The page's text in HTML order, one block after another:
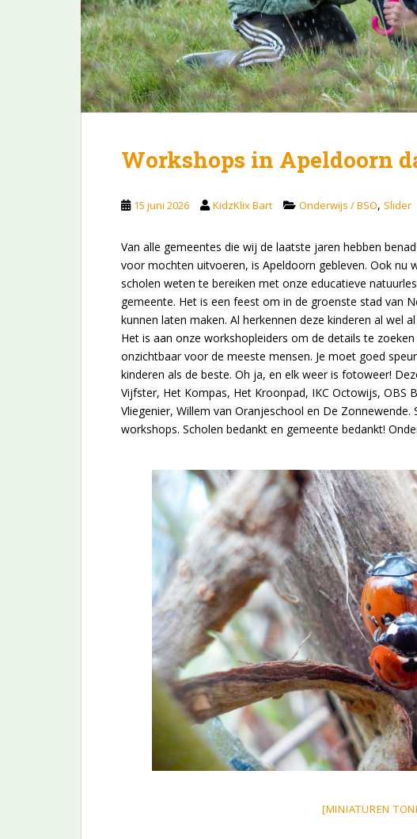
Workshops in Apeldoorn
15 juni 2026 KidzKlix Bart Onderwijs / BSO, Slider
Van alle gemeentes die wij de laatste jaren hebben
voor mochten uitvoeren, is Apeldoorn gebleven. Ook nu
scholen weten te bereiken met onze educatieve
gemeente. Het is een feest om in de groenste stad van
kunnen laten maken. Al herkennen deze kinderen al wel
Het is aan onze workshopleiders om de details te
onzichtbaar voor de meeste mensen. Je moet goed
kinderen als de beste. Oh ja, en elk weer is fotoweer!
Vijfster, Het Kompas, Het Kroonpad, IKC Octowijs, OBS
Vliegenier, Willem van Oranjeschool en De
workshops. Scholen bedankt en gemeente bedankt!
[MINIATUREN